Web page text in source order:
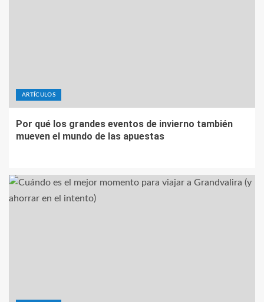
ARTÍCULOS
Por qué los grandes eventos de invierno también
mueven el mundo de las apuestas